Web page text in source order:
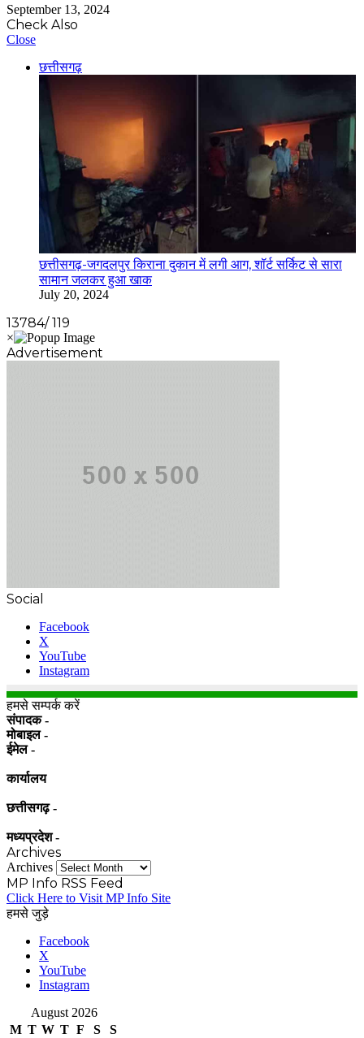
September 13, 2024
Check Also
Close
छत्तीसगढ़
छत्तीसगढ़-जगदलपुर किराना दुकान में लगी आग, शॉर्ट सर्किट से सारा
सामान जलकर हुआ खाक
July 20, 2024
13784/ 119
Advertisement
Social
Facebook
X
YouTube
Instagram
हमसे सम्पर्क करें
संपादक -
मोबाइल -
ईमेल -
कार्यालय
छत्तीसगढ़ -
मध्यप्रदेश -
Archives
Archives
MP Info RSS Feed
Click Here to Visit MP Info Site
हमसे जुड़े
Facebook
X
YouTube
Instagram
August 2026
M T W T F S
S